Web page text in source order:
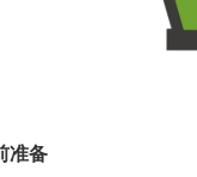
准备